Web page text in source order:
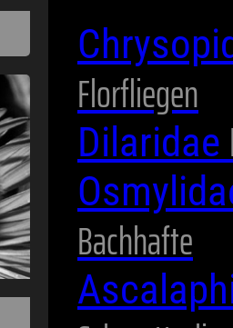
Florfliegen
Dilaridae
Bachhafte